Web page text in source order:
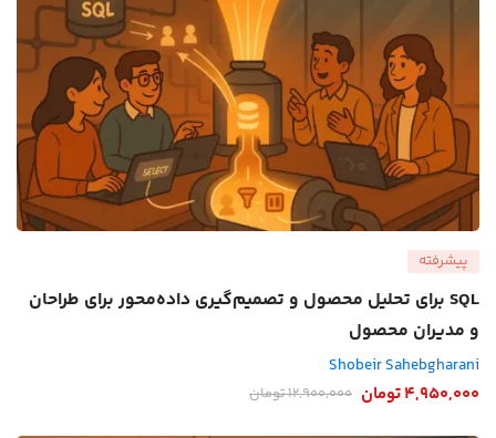
پیشرفته
SQL برای تحلیل محصول و تصمیم‌گیری داده‌محور برای طراحان
و مدیران محصول
Shobeir Sahebgharani
4,950,000تومان 12,900,000تومان